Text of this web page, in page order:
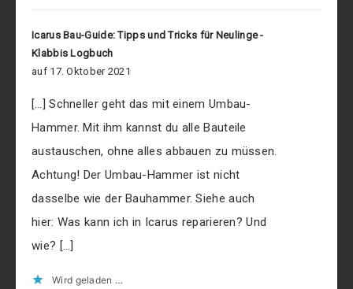
Icarus Bau-Guide: Tipps und Tricks für Neulinge -
Klabbis Logbuch
auf 17. Oktober 2021
[…] Schneller geht das mit einem Umbau-
Hammer. Mit ihm kannst du alle Bauteile
austauschen, ohne alles abbauen zu müssen.
Achtung! Der Umbau-Hammer ist nicht
dasselbe wie der Bauhammer. Siehe auch
hier: Was kann ich in Icarus reparieren? Und
wie? […]
Wird geladen …